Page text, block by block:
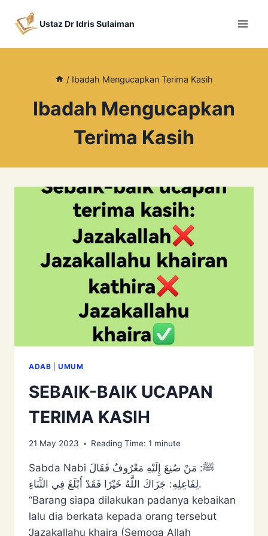
Ustaz Dr Idris Sulaiman
/ Ibadah Mengucapkan Terima Kasih
Ibadah Mengucapkan
Terima Kasih
ADAB |UMUM
SEBAIK-BAIK UCAPAN
TERIMA KASIH
21 May 2023 Reading Time: 1 minute
Sabda Nabi ﷺ: مَنْ صُنِعَ إِلَيْهِ مَعْرُوفٌ فَقَالَ
لِفَاعِلِهِ: جَزَاكَ اللَّهُ خَيْرًا فَقَدْ ‌أَبْلَغَ ‌فِي ‌الثَّنَاءِ.
“Barang siapa dilakukan padanya kebaikan
lalu dia berkata kepada orang tersebut
‘Jazakallahu khaira (Semoga Allah